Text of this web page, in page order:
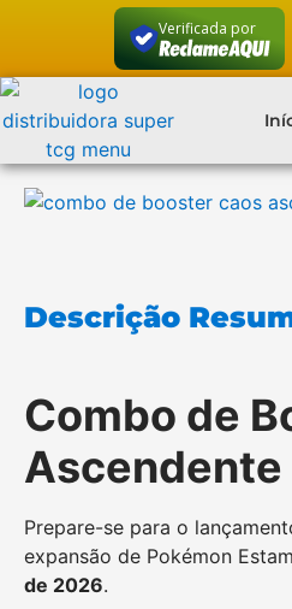
Verificada por
Descrição
Combo de
Prepare-se para o
expansão de Pokémon
de 2026.